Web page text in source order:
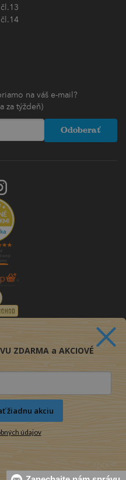
na váš e-mail?
za týždeň)
Odoberať
ZDARMA a AKCIOVÉ
žiadnu akciu
údajov